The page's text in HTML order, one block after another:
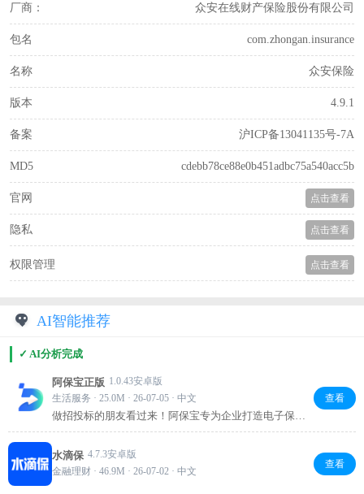
厂商： 众安在线财产保险股份有限公司
包名 com.zhongan.insurance
名称 众安保险
版本 4.9.1
备案 沪ICP备13041135号-7A
MD5 cdebb78ce88e0b451adbc75a540acc5b
官网 点击查看
隐私 点击查看
权限管理 点击查看
AI智能推荐
✓ AI分析完成
阿保宝正版 1.0.43安卓版
生活服务 · 25.0M · 26-07-05 · 中文
做招投标的朋友看过来！阿保宝专为企业打造电子保函
服务，线上操作超省心。告别繁琐流程，智能高效又安
全，保函真实有效，帮您降本增效。投标必备，试试就
知道！
查看
水滴保 4.7.3安卓版
金融理财 · 46.9M · 26-07-02 · 中文
查看